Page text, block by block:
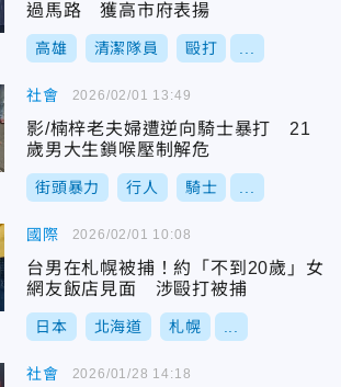
過馬路 獲高市府表揚
高雄 清潔隊員 毆打
社會
影/楠梓老夫婦遭逆向騎士暴打 21
歲男大生鎖喉壓制解危
街頭暴力 行人 騎士
2026/02/01 13:49
國際
台男在札幌被捕！約「不到20歲」女
網友飯店見面 涉毆打被捕
日本 北海道 札幌
2026/02/01 10:08
社會 2026/01/28 14:18